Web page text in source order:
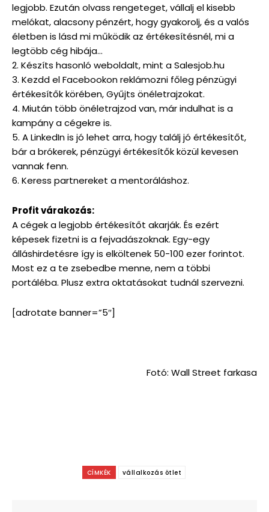
legjobb. Ezután olvass rengeteget, vállalj el kisebb
melókat, alacsony pénzért, hogy gyakorolj, és a valós
életben is lásd mi működik az értékesítésnél, mi a
legtöbb cég hibája…
2. Készíts hasonló weboldalt, mint a Salesjob.hu
3. Kezdd el Facebookon reklámozni főleg pénzügyi
értékesítők körében, Gyűjts önéletrajzokat.
4. Miután több önéletrajzod van, már indulhat is a
kampány a cégekre is.
5. A LinkedIn is jó lehet arra, hogy találj jó értékesítőt,
bár a brókerek, pénzügyi értékesítők közül kevesen
vannak fenn.
6. Keress partnereket a mentoráláshoz.
Profit várakozás:
A cégek a legjobb értékesítőt akarják. És ezért
képesek fizetni is a fejvadászoknak. Egy-egy
álláshirdetésre így is elköltenek 50-100 ezer forintot.
Most ez a te zsebedbe menne, nem a többi
portáléba. Plusz extra oktatásokat tudnál szervezni.
[adrotate banner=”5″]
Fotó: Wall Street farkasa
CÍMKÉK vállalkozás ötlet